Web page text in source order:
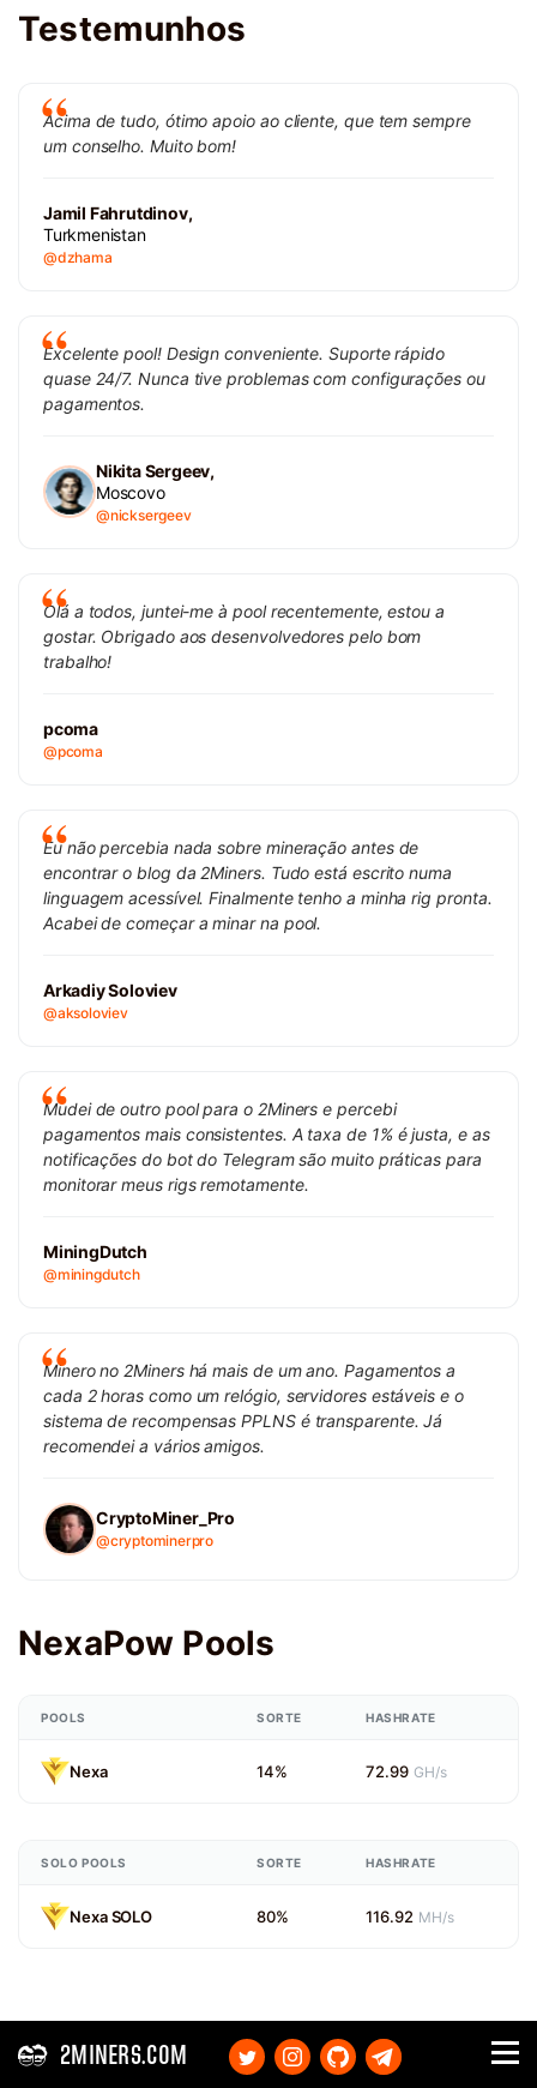
Testemunhos
Acima de tudo, ótimo apoio ao cliente, que tem sempre
um conselho. Muito bom!
Jamil Fahrutdinov,
Turkmenistan
@dzhama
Excelente pool! Design conveniente. Suporte rápido
quase 24/7. Nunca tive problemas com configurações ou
pagamentos.
Nikita Sergeev,
Moscovo
@nicksergeev
Olá a todos, juntei-me à pool recentemente, estou a
gostar. Obrigado aos desenvolvedores pelo bom
trabalho!
pcoma
@pcoma
Eu não percebia nada sobre mineração antes de
encontrar o blog da 2Miners. Tudo está escrito numa
linguagem acessível. Finalmente tenho a minha rig pronta.
Acabei de começar a minar na pool.
Arkadiy Soloviev
@aksoloviev
Mudei de outro pool para o 2Miners e percebi
pagamentos mais consistentes. A taxa de 1% é justa, e as
notificações do bot do Telegram são muito práticas para
monitorar meus rigs remotamente.
MiningDutch
@miningdutch
Minero no 2Miners há mais de um ano. Pagamentos a
cada 2 horas como um relógio, servidores estáveis e o
sistema de recompensas PPLNS é transparente. Já
recomendei a vários amigos.
CryptoMiner_Pro
@cryptominerpro
NexaPow Pools
POOLS SORTE HASHRATE
Nexa 14% 72.99 GH/s
SOLO POOLS SORTE HASHRATE
Nexa SOLO 80% 116.92 MH/s
2MINERS.COM